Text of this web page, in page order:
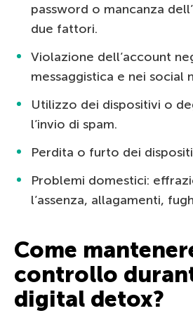
password o mancanza
due fattori.
Violazione dell’account
messaggistica e nei social
Utilizzo dei dispositivi o
l’invio di spam.
Perdita o furto dei
Problemi domestici:
l’assenza, allagamenti,
Come
controllo
digital detox?